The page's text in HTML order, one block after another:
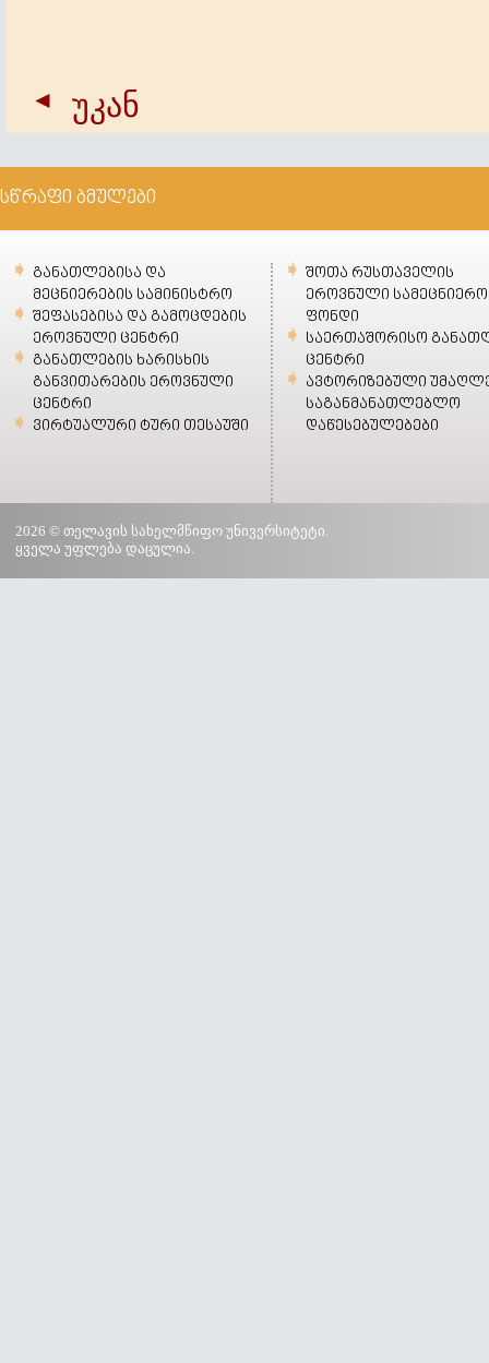
უკან
სწრაფი ბმულები
განათლებისა და
მეცნიერების სამინისტრო
შეფასებისა და გამოცდების
ეროვნული ცენტრი
განათლების ხარისხის
განვითარების ეროვნული
ცენტრი
ვირტუალური ტური თესაუში
შოთა რუსთაველის
ეროვნული სამეცნიერო
ფონდი
საერთაშორისო
ცენტრი
ავტორიზებული
საგანმანათლებლო
დაწესებულებები
2026 © თელავის სახელმწიფო უნივერსიტეტი.
ყველა უფლება დაცულია.